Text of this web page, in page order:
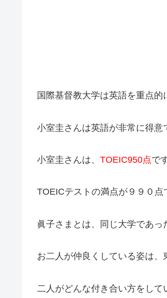
国際基督教大学は英語を重点的
小室圭さんは英語が非常に得意
小室圭さんは、 TOEIC950点で
TOEICテストの満点が９９０点
眞子さまとは、同じ大学であっ
お二人が仲良くしている姿は、
二人がどんな付き合い方をして